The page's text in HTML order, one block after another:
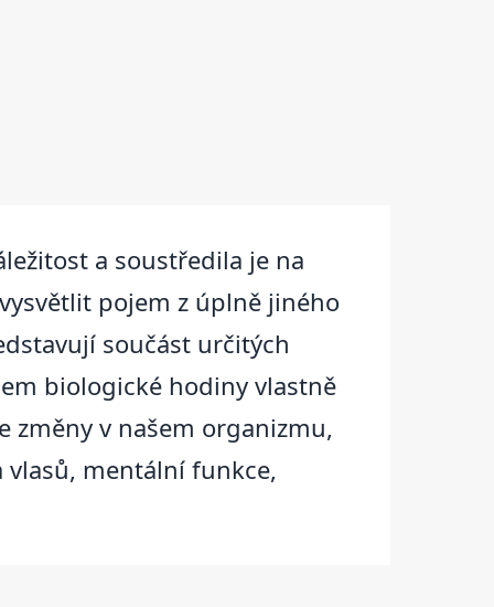
a soustředila je na
pojem z úplně jiného
součást určitých
biologické hodiny vlastně
změny v našem organizmu,
mentální funkce,